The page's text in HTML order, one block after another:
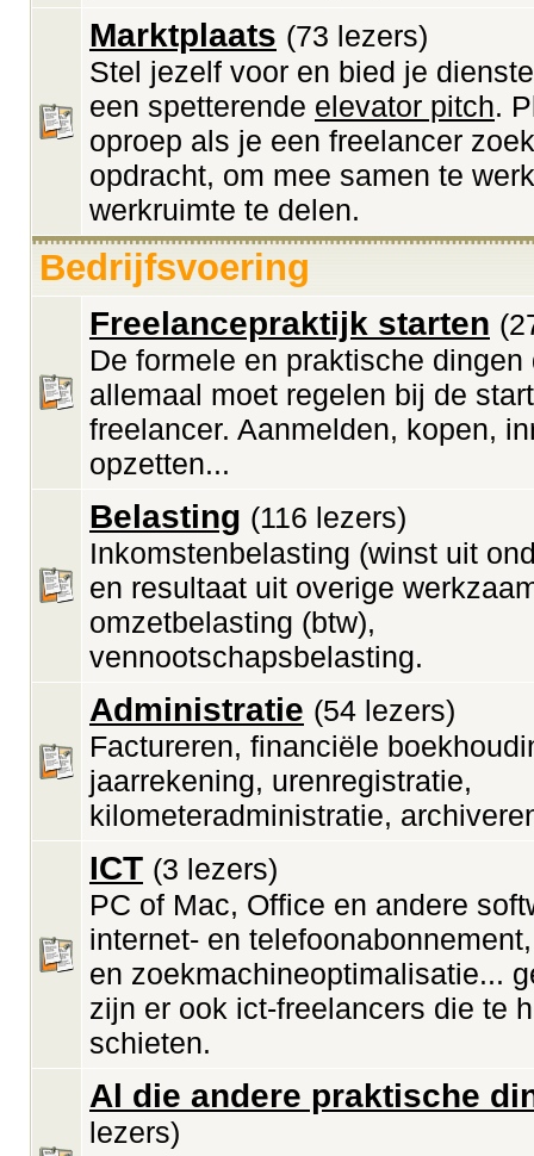
Marktplaats (73 lezers)
Stel jezelf voor en bied je
een spetterende elevator pitch.
oproep als je een freelancer
opdracht, om mee samen te
werkruimte te delen.
Bedrijfsvoering
Freelancepraktijk starten
De formele en praktische dingen
allemaal moet regelen bij de
freelancer. Aanmelden, kopen,
opzetten...
Belasting (116 lezers)
Inkomstenbelasting (winst uit
en resultaat uit overige
omzetbelasting (btw),
vennootschapsbelasting.
Administratie (54 lezers)
Factureren, financiële
jaarrekening, urenregistratie,
kilometeradministratie,
ICT (3 lezers)
PC of Mac, Office en andere
internet- en
en zoekmachineoptimalisatie...
zijn er ook ict-freelancers die te
schieten.
Al die andere praktische
lezers)